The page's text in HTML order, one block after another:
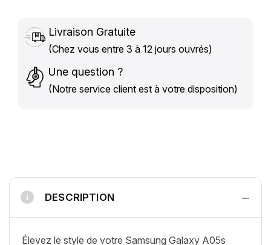
Livraison Gratuite
(Chez vous entre 3 à 12 jours ouvrés)
Une question ?
(Notre service client est à votre disposition)
i DESCRIPTION −
Élevez le style de votre Samsung Galaxy A05s